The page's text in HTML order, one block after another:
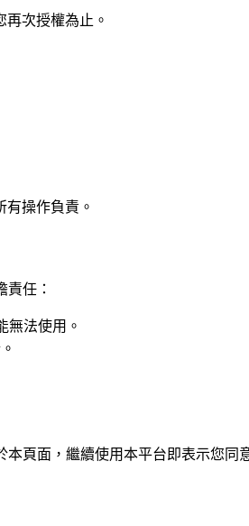
再次授權為止。
有操作負責。
責任：
無法使用。
頁面，繼續使用本平台即表示您同